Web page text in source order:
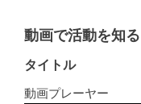
動画で活動を知る
タイトル
動画プレーヤー